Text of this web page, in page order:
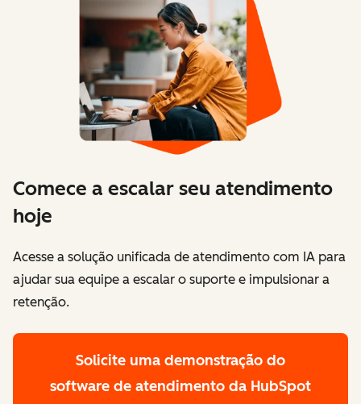
Comece a escalar seu atendimento
hoje
Acesse a solução unificada de atendimento com IA para
ajudar sua equipe a escalar o suporte e impulsionar a
retenção.
Solicite uma demonstração do
software de atendimento da HubSpot